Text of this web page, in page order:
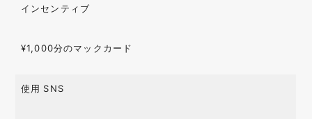
インセンティブ
¥1,000分のマックカード
使用 SNS